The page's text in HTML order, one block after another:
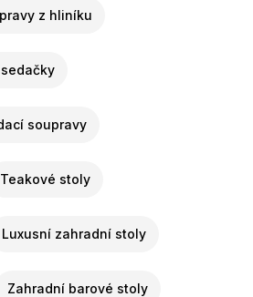
z hliníku
soupravy
Teakové stoly
Luxusní zahradní stoly
Zahradní barové stoly